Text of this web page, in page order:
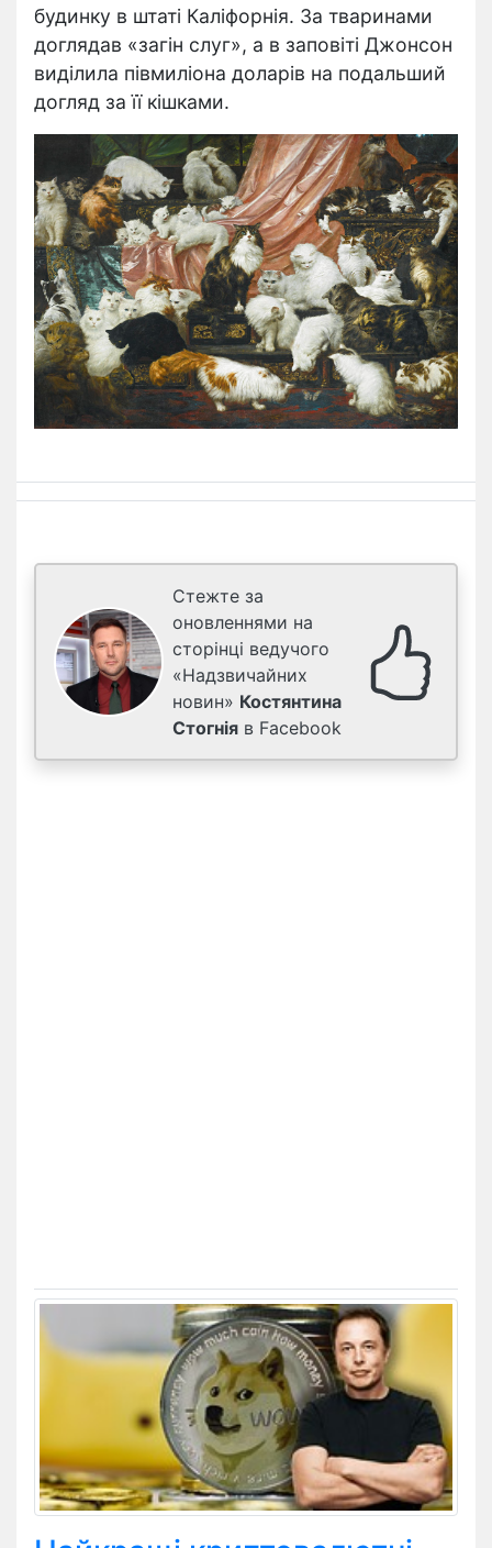
будинку в штаті Каліфорнія. За тваринами
доглядав «загін слуг», а в заповіті Джонсон
виділила півмиліона доларів на подальший
догляд за її кішками.
Стежте за
оновленнями на
сторінці ведучого
«Надзвичайних
новин» Костянтина
Стогнія в Facebook